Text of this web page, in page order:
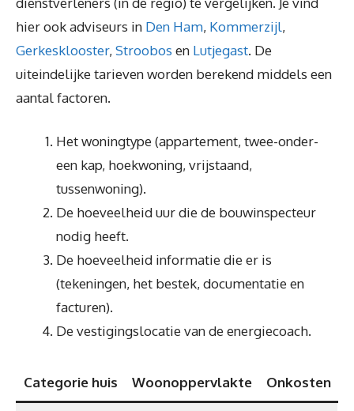
hier ook adviseurs in Den Ham, Kommerzijl,
Gerkesklooster, Stroobos en Lutjegast. De
uiteindelijke tarieven worden berekend middels een
aantal factoren.
Het woningtype (appartement, twee-onder-
een kap, hoekwoning, vrijstaand,
tussenwoning).
De hoeveelheid uur die de bouwinspecteur
nodig heeft.
De hoeveelheid informatie die er is
(tekeningen, het bestek, documentatie en
facturen).
De vestigingslocatie van de energiecoach.
Categorie huis Woonoppervlakte Onkosten